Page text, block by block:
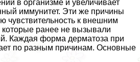
в организме и увеличивает
иммунитет. Эти же причины
чувствительность к внешним
ранее не вызывали
Каждая форма дерматоза при
по разным причинам. Основные